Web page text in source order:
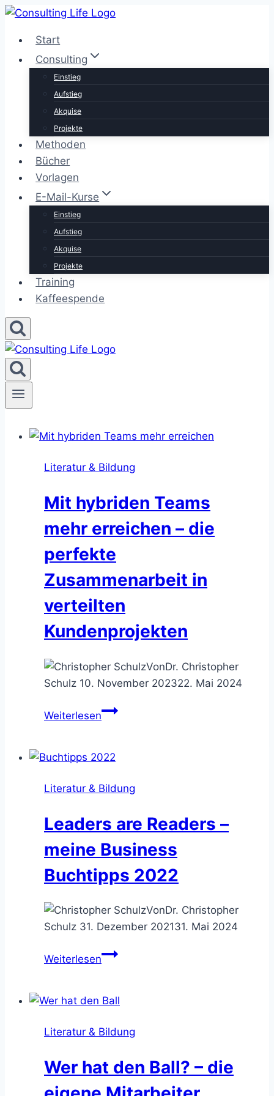
Zum
springenStart
Consulting
Einstieg
Aufstieg
Akquise
Projekte
Methoden
Bücher
Vorlagen
E-Mail-Kurse
Einstieg
Aufstieg
Akquise
Projekte
Training
Kaffeespende
Literatur & Bildung
Mit hybriden Teams
mehr erreichen – die
perfekte
Zusammenarbeit in
verteilten
Kundenprojekten
VonDr. Christopher
Schulz 10. November 202322. Mai 2024
WeiterlesenMit
mehr
–
perfekte
Zusammenarbeit
in
verteilten
Literatur & Bildung
Leaders are Readers –
meine Business
Buchtipps 2022
VonDr. Christopher
Schulz 31. Dezember 202131. Mai 2024
WeiterlesenLeaders
–
Business
2022
Literatur & Bildung
Wer hat den Ball? – die